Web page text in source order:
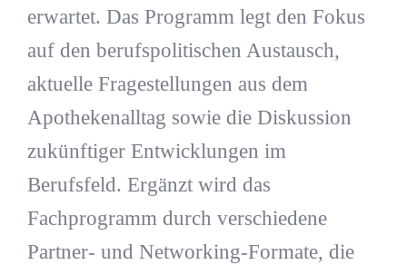
erwartet. Das Programm legt den Fokus
auf den berufspolitischen Austausch,
aktuelle Fragestellungen aus dem
Apothekenalltag sowie die Diskussion
zukünftiger Entwicklungen im
Berufsfeld. Ergänzt wird das
Fachprogramm durch verschiedene
Partner- und Networking-Formate, die